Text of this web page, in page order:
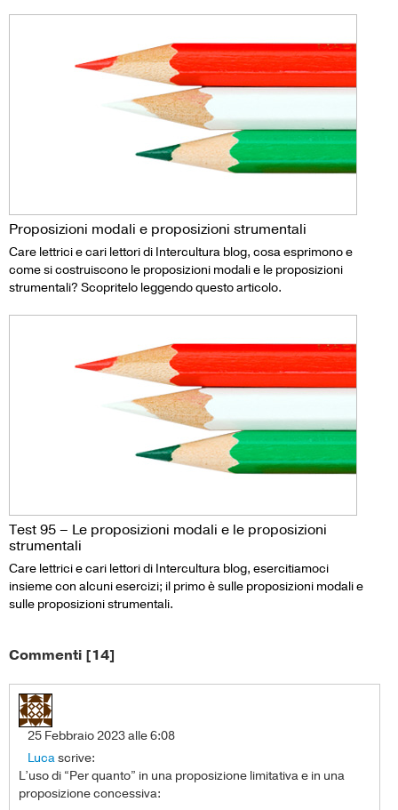
Proposizioni modali e proposizioni strumentali
Care lettrici e cari lettori di Intercultura blog, cosa esprimono e
come si costruiscono le proposizioni modali e le proposizioni
strumentali? Scopritelo leggendo questo articolo.
Test 95 – Le proposizioni modali e le proposizioni
strumentali
Care lettrici e cari lettori di Intercultura blog, esercitiamoci
insieme con alcuni esercizi; il primo è sulle proposizioni modali e
sulle proposizioni strumentali.
Commenti [14]
25 Febbraio 2023 alle 6:08
Lucascrive:
L’uso di “Per quanto” in una proposizione limitativa e in una
proposizione concessiva: